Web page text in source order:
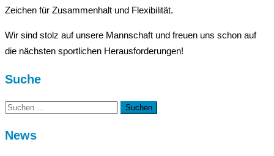
Zeichen für Zusammenhalt und Flexibilität.
Wir sind stolz auf unsere Mannschaft und freuen uns schon auf
die nächsten sportlichen Herausforderungen!
Suche
Suchen
News